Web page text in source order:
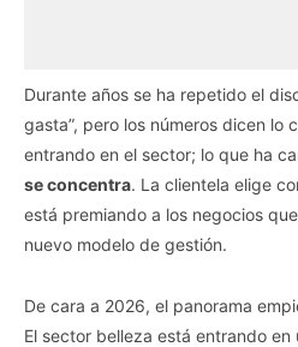
Durante años se ha repetido el
gasta”, pero los números dicen lo
entrando en el sector; lo que ha
se concentra. La clientela elige
está premiando a los negocios
nuevo modelo de gestión.
De cara a 2026, el panorama
El sector belleza está entrando